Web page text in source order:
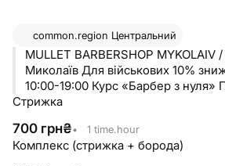
common.region Центральний
MULLET BARBERSHOP
Миколаїв Для військових 10% знижка 🕕 Працюємо
10:00-19:00 Курс «Барбер з нуля»
кваліфікації вулиця Адміральська
Стрижка
700 грн₴• 1 time.hour
Комплекс (стрижка + борода)